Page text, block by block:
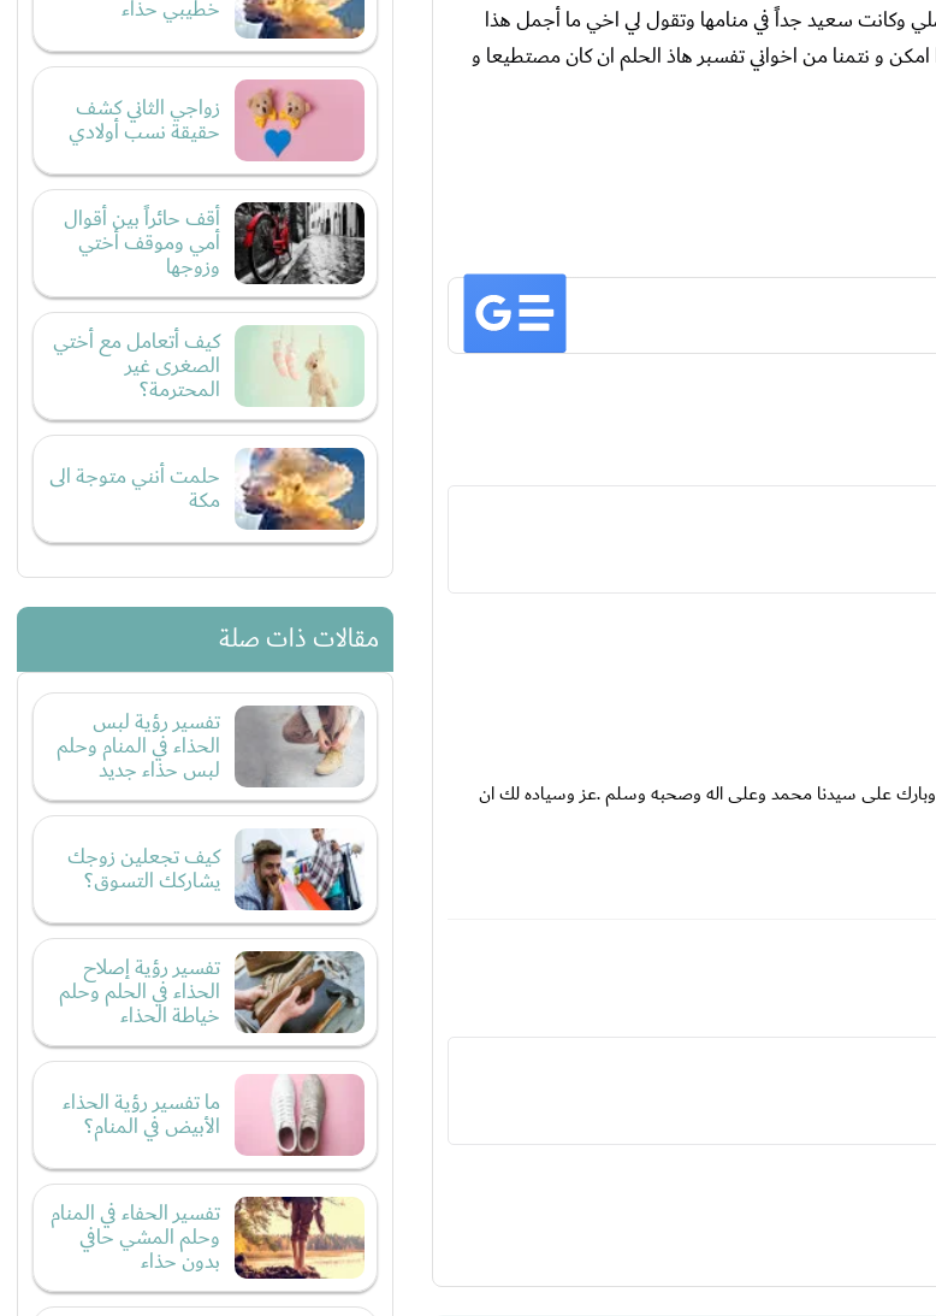
وكانت سعيد جداً في منامها وتقول لي اخي ما أجمل هذا
امكن و نتمنا من اخواني تفسبر هاذ الحلم ان كان مصتطيعا و
وبارك على سيدنا محمد وعلى اله وصحبه وسلم .عز وسياده لك ان
خطيبي حذاء
زواجي الثاني كشف
حقيقة نسب أولادي
أقف حائراً بين أقوال
أمي وموقف أختي
وزوجها
كيف أتعامل مع أختي
الصغرى غير
المحترمة؟
حلمت أنني متوجة الى
مكة
مقالات ذات صلة
تفسير رؤية لبس
الحذاء في المنام وحلم
لبس حذاء جديد
كيف تجعلين زوجك
يشاركك التسوق؟
تفسير رؤية إصلاح
الحذاء في الحلم وحلم
خياطة الحذاء
ما تفسير رؤية الحذاء
الأبيض في المنام؟
تفسير الحفاء في المنام
وحلم المشي حافي
بدون حذاء